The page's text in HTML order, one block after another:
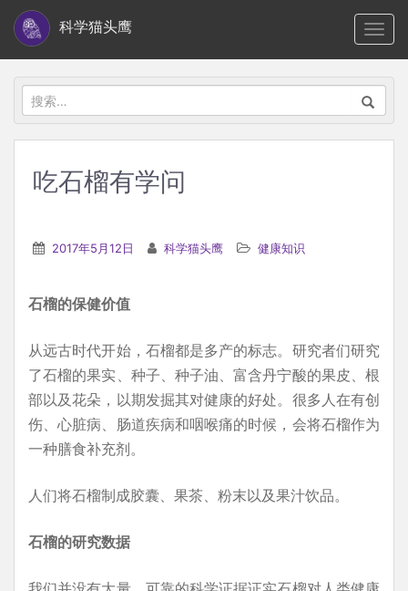
i
科学猫头鹰
搜
索：
吃石榴有学问
2017年5月12日 科学猫头鹰 健康知识
石榴的保健价值
从远古时代开始，石榴都是多产的标志。研究者们研究
了石榴的果实、种子、种子油、富含丹宁酸的果皮、根
部以及花朵，以期发掘其对健康的好处。很多人在有创
伤、心脏病、肠道疾病和咽喉痛的时候，会将石榴作为
一种膳食补充剂。
人们将石榴制成胶囊、果茶、粉末以及果汁饮品。
石榴的研究数据